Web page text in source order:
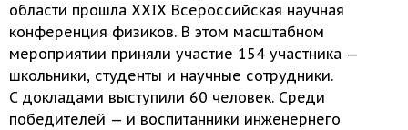
области прошла XXIX Всероссийская научная
конференция физиков. В этом масштабном
мероприятии приняли участие 154 участника —
школьники, студенты и научные сотрудники.
С докладами выступили 60 человек. Среди
победителей — и воспитанники инженернего